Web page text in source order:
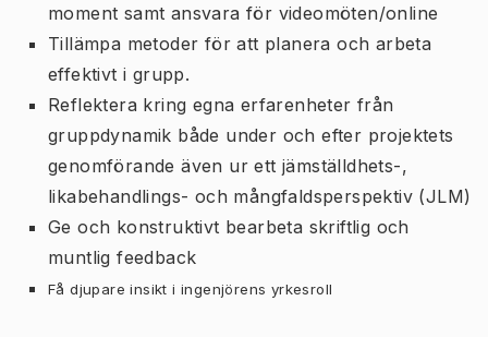
moment samt ansvara för videomöten/online
Tillämpa metoder för att planera och arbeta
effektivt i grupp.
Reflektera kring egna erfarenheter från
gruppdynamik både under och efter projektets
genomförande även ur ett jämställdhets-,
likabehandlings- och mångfaldsperspektiv (JLM)
Ge och konstruktivt bearbeta skriftlig och
muntlig feedback
Få djupare insikt i ingenjörens yrkesroll